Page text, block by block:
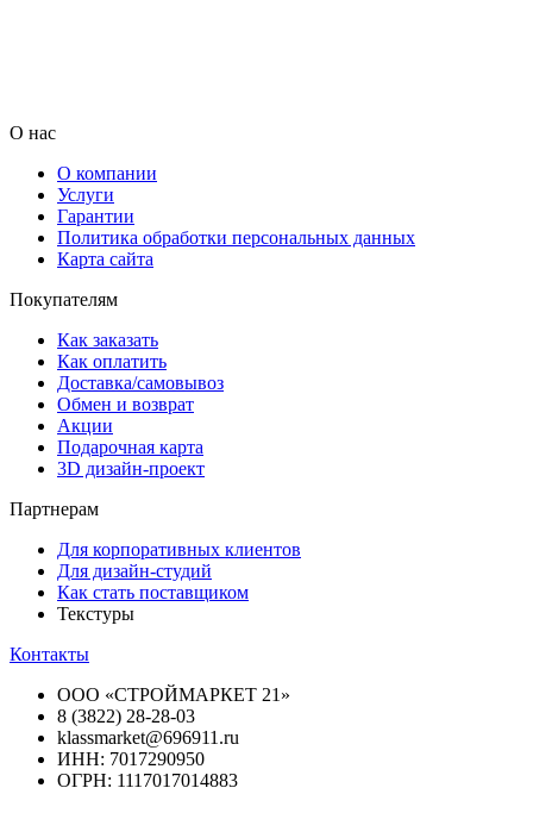
О нас
О компании
Услуги
Гарантии
Политика обработки персональных данных
Карта сайта
Покупателям
Как заказать
Как оплатить
Доставка/самовывоз
Обмен и возврат
Акции
Подарочная карта
3D дизайн-проект
Партнерам
Для корпоративных клиентов
Для дизайн-студий
Как стать поставщиком
Текстуры
Контакты
ООО «СТРОЙМАРКЕТ 21»
8 (3822) 28-28-03
klassmarket@696911.ru
ИНН: 7017290950
ОГРН: 1117017014883